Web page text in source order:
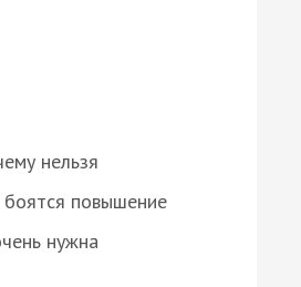
нельзя
боятся повышение
нужна